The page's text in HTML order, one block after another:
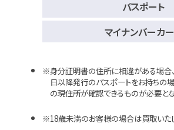
パスポート
マイナンバーカ
身分証明書の住所に相違がある場合
日以降発行のパスポートをお持ちの
の現住所が確認できるものが必要とな
18歳未満のお客様の場合は買取いた